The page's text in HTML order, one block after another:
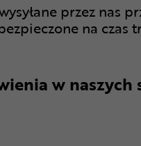
przez nas
na czas
w naszych